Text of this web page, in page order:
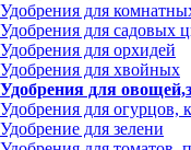
Удобрения для
Удобрения для садовых
Удобрения для орхидей
Удобрения для хвойных
Удобрения для
Удобрения для огурцов,
Удобрение для зелени